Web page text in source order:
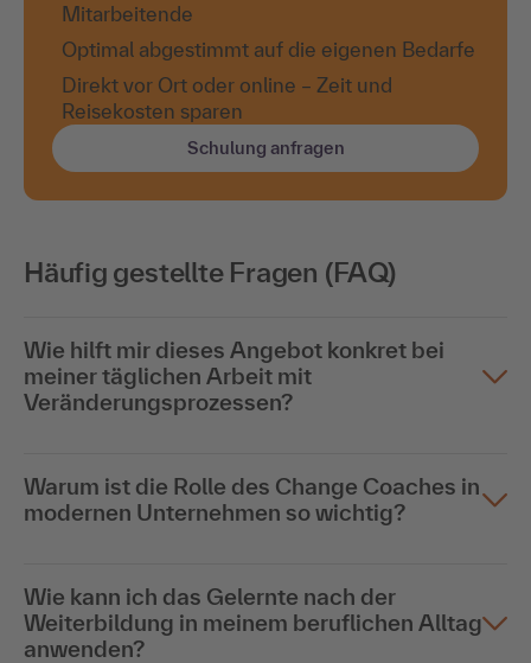
Mitarbeitende
Optimal abgestimmt auf die eigenen Bedarfe
Direkt vor Ort oder online – Zeit und
Reisekosten sparen
Schulung anfragen
Häufig gestellte Fragen (FAQ)
Wie hilft mir dieses Angebot konkret bei
meiner täglichen Arbeit mit
Veränderungsprozessen?
Warum ist die Rolle des Change Coaches in
modernen Unternehmen so wichtig?
Wie kann ich das Gelernte nach der
Weiterbildung in meinem beruflichen Alltag
anwenden?